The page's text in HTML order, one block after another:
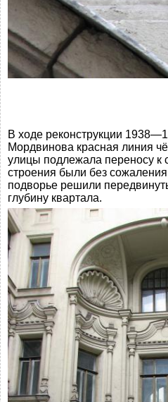
В ходе реконструкции
Мордвинова красная линия
улицы подлежала переносу к
строения были без
подворье решили
глубину квартала.